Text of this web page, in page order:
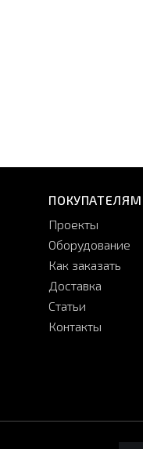
ПОКУПАТЕЛЯМ
Проекты
Оборудование
Как заказать
Доставка
Статьи
Контакты